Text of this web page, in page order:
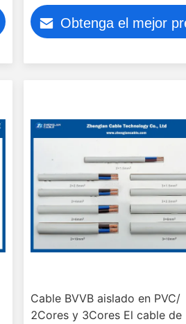
Obtenga el mejor
Cable BVVB aislado en PVC/
2Cores y 3Cores El cable de